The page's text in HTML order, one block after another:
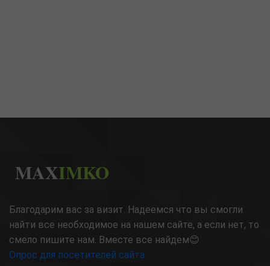
MAXIMKO
Благодарим вас за визит. Надеемся что вы смогли
найти все необходимое на нашем сайте, а если нет, то
смело пишите нам. Вместе все найдем😊
Опрос для посетителей сайта